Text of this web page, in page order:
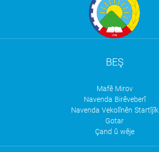
BEŞ
Mafê Mirov
Navenda Birêveberî
Navenda Vekolînên Startîjîk
Gotar
Çand û wêje